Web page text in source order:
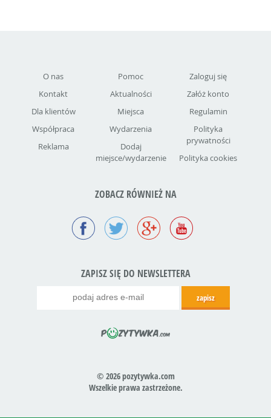
O nas
Kontakt
Dla klientów
Współpraca
Reklama
Pomoc
Aktualności
Miejsca
Wydarzenia
Dodaj
miejsce/wydarzenie
Zaloguj się
Załóż konto
Regulamin
Polityka
prywatności
Polityka cookies
ZOBACZ RÓWNIEŻ NA
ZAPISZ SIĘ DO NEWSLETTERA
© 2026 pozytywka.com
Wszelkie prawa zastrzeżone.